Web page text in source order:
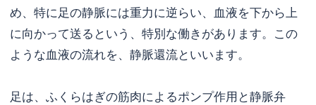
め、特に足の静脈には重力に逆らい、血液を下から上
に向かって送るという、特別な働きがあります。この
ような血液の流れを、静脈還流といいます。
足は、ふくらはぎの筋肉によるポンプ作用と静脈弁